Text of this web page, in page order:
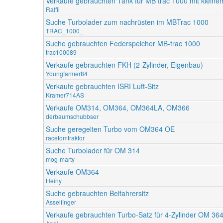
Ralfii
Suche Turbolader zum nachrüsten im MBTrac 1000
TRAC_1000_
Suche gebrauchten Federspeicher MB-trac 1000
trac100089
Verkaufe gebrauchten FKH (2-Zylinder, Eigenbau)
Youngfarmer84
Verkaufe gebrauchten ISRI Luft-Sitz
Kramer714AS
Verkaufe OM314, OM364, OM364LA, OM366
derbaumschubbser
Suche geregelten Turbo vom OM364 OE
racetomtraktor
Suche Turbolader für OM 314
mog-marty
Verkaufe OM364
Heiny
Suche gebrauchten Beifahrersitz
Asselfinger
Verkaufe gebrauchten Turbo-Satz für 4-Zylinder OM 364